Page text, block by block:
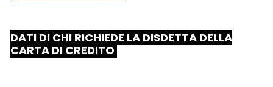
DATI DI CHI RICHIEDE LA DISDETTA DELLA
CARTA DI CREDITO